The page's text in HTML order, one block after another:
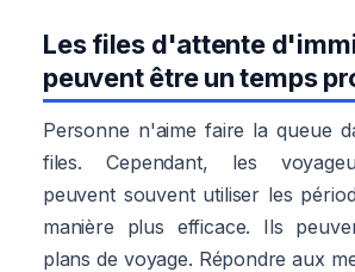
Les files d'attente
peuvent être un temps
Personne n'aime faire la queue
files. Cependant, les
peuvent souvent utiliser les
manière plus efficace. Ils
plans de voyage. Répondre aux